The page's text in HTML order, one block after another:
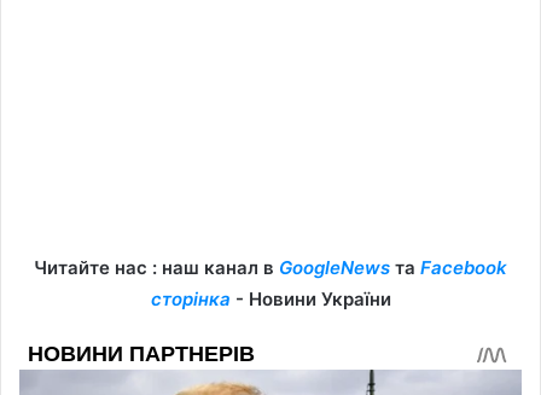
Читайте нас : наш канал в GoogleNews та Facebook
сторінка - Новини України